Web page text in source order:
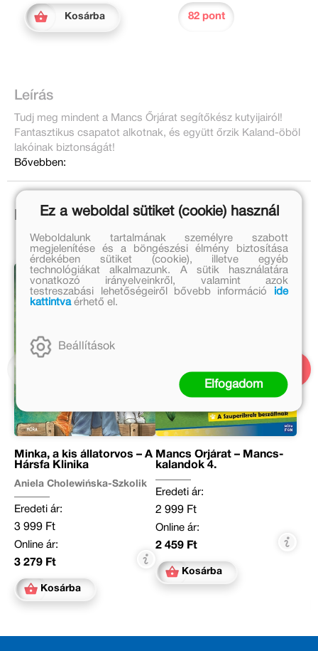
Kosárba 82 pont
Leírás
Tudj meg mindent a Mancs Őrjárat segítőkész kutyijairól!
Fantasztikus csapatot alkotnak, és együtt őrzik Kaland-öböl
lakóinak biztonságát!
Bővebben:
Ezek is érdekelhetnek!
Minka, a kis állatorvos – A
Hársfa Klinika
Aniela Cholewińska-Szkolik
Eredeti ár:
3 999 Ft
Online ár:
3 279 Ft
Kosárba
Mancs Őrjárat – Mancs-
kalandok 4.
Eredeti ár:
2 999 Ft
Online ár:
2 459 Ft
Kosárba
Ez a weboldal sütiket (cookie) használ
Weboldalunk tartalmának személyre szabott
megjelenítése és a böngészési élmény biztosítása
érdekében sütiket (cookie), illetve egyéb
technológiákat alkalmazunk. A sütik használatára
vonatkozó irányelveinkről, valamint azok
testreszabási lehetőségeiről bővebb információ
ide
kattintvaérhető el.
Beállítások
Elfogadom